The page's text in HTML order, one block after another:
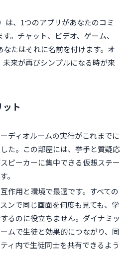
は、1つのアプリがあなたのコミ
。チャット、ビデオ、ゲーム、
たはそれに名前を付けます。オ
未来が再びシンプルになる時が来
ト
ディオルームの実行がこれまでに
た。この部屋には、挙手と質疑応
ピーカーに集中できる仮想ステー
。
作用と環境で最適です。すべての
ンで同じ画面を何度も見ても、学
るのに役立ちません。ダイナミッ
ムで生徒と効果的につながり、同
ィ内で生徒同士を共有できるよう